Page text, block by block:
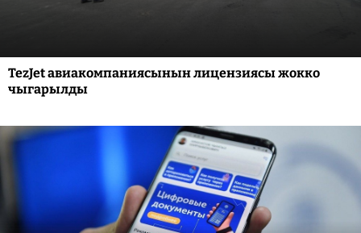
TezJet авиакомпаниясынын лицензиясы жокко
чыгарылды